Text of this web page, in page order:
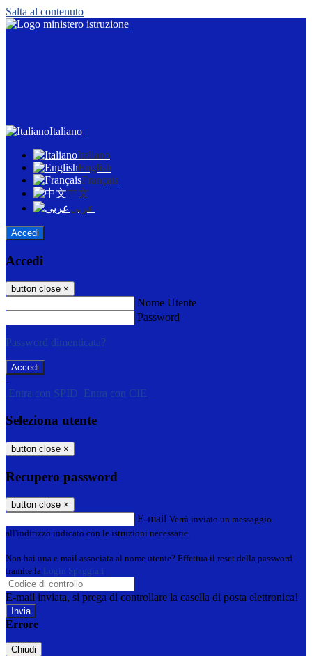
Salta al contenuto
Italiano
Italiano
English
Français
中文
عربى
Accedi
Accedi
button close ×
Nome Utente
Password
Password dimenticata?
-
Entra con SPID
Entra con CIE
Seleziona utente
button close ×
Recupero password
button close ×
E-mail Verrà inviato un messaggio
all'indirizzo indicato con le istruzioni necessarie.
Non hai una e-mail associata al nome utente? Effettua il reset della password
tramite la Login Spaggiari
E-mail inviata, si prega di controllare la casella di posta elettronica!
Errore
Chiudi